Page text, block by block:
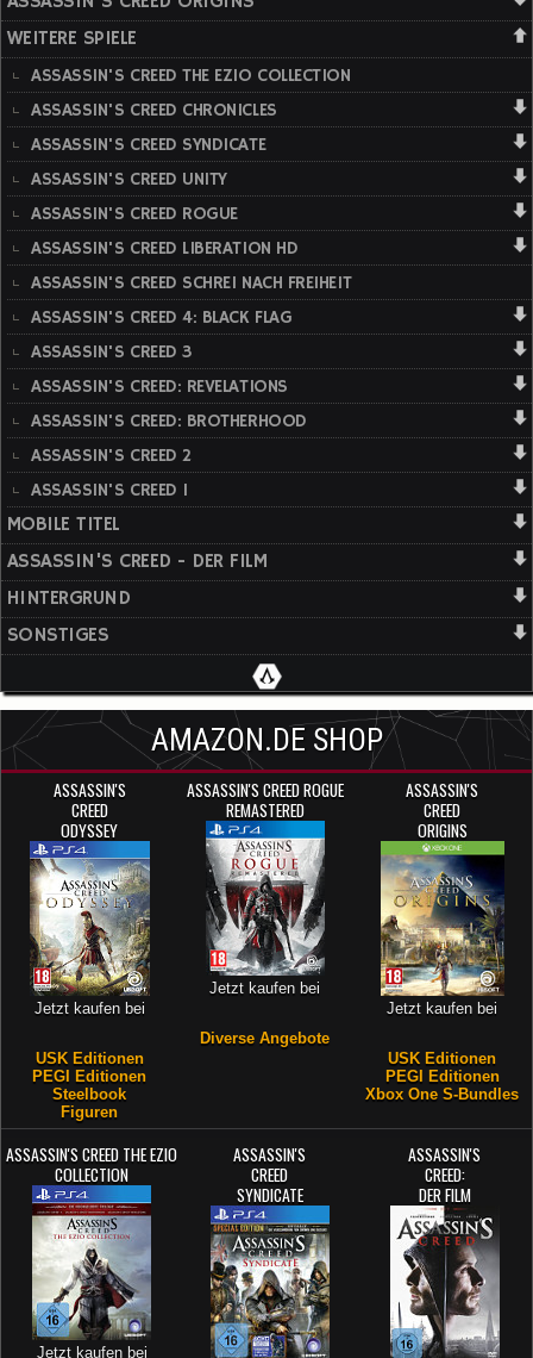
WEITERE SPIELE
ASSASSIN'S CREED THE EZIO COLLECTION
ASSASSIN'S CREED CHRONICLES
ASSASSIN'S CREED SYNDICATE
ASSASSIN'S CREED UNITY
ASSASSIN'S CREED ROGUE
ASSASSIN'S CREED LIBERATION HD
ASSASSIN'S CREED SCHREI NACH FREIHEIT
ASSASSIN'S CREED 4: BLACK FLAG
ASSASSIN'S CREED 3
ASSASSIN'S CREED: REVELATIONS
ASSASSIN'S CREED: BROTHERHOOD
ASSASSIN'S CREED 2
ASSASSIN'S CREED 1
MOBILE TITEL
ASSASSIN'S CREED - DER FILM
HINTERGRUND
SONSTIGES
AMAZON.DE SHOP
ASSASSIN'S
CREED
ODYSSEY
Jetzt kaufen bei
USK Editionen
PEGI Editionen
Steelbook
Figuren
ASSASSIN'S CREED ROGUE
REMASTERED
Jetzt kaufen bei
Diverse Angebote
ASSASSIN'S
CREED
ORIGINS
Jetzt kaufen bei
USK Editionen
PEGI Editionen
Xbox One S-Bundles
ASSASSIN'S CREED THE EZIO
COLLECTION
Jetzt kaufen bei
ASSASSIN'S
CREED
SYNDICATE
ASSASSIN'S
CREED:
DER FILM